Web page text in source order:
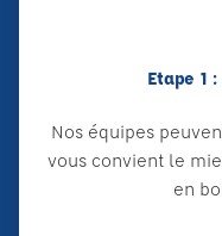
Etape 1
Nos équipes
vous convient le
en